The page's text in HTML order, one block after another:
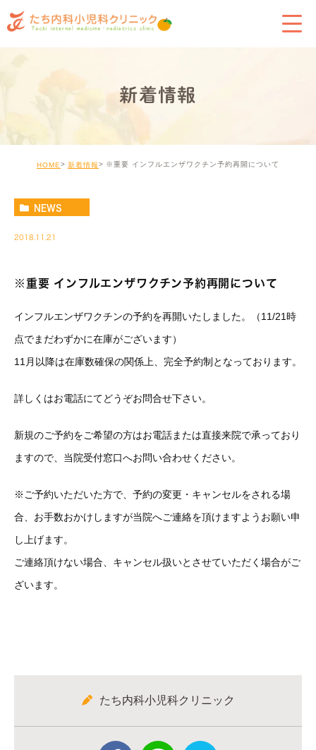
新着情報
HOME 新着情報 ※重要 インフルエンザワクチン予約再開について
NEWS
2018.11.21
※重要 インフルエンザワクチン予約再開について
インフルエンザワクチンの予約を再開いたしました。（11/21時
点でまだわずかに在庫がございます）
11月以降は在庫数確保の関係上、完全予約制となっております。
詳しくはお電話にてどうぞお問合せ下さい。
新規のご予約をご希望の方はお電話または直接来院で承っており
ますので、当院受付窓口へお問い合わせください。
※ご予約いただいた方で、予約の変更・キャンセルをされる場
合、お手数おかけしますが当院へご連絡を頂けますようお願い申
し上げます。
ご連絡頂けない場合、キャンセル扱いとさせていただく場合がご
ざいます。
たち内科小児科クリニック